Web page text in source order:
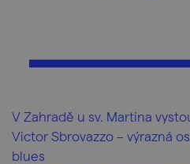
V Zahradě u sv. Martina
Victor Sbrovazzo – výrazná
blues